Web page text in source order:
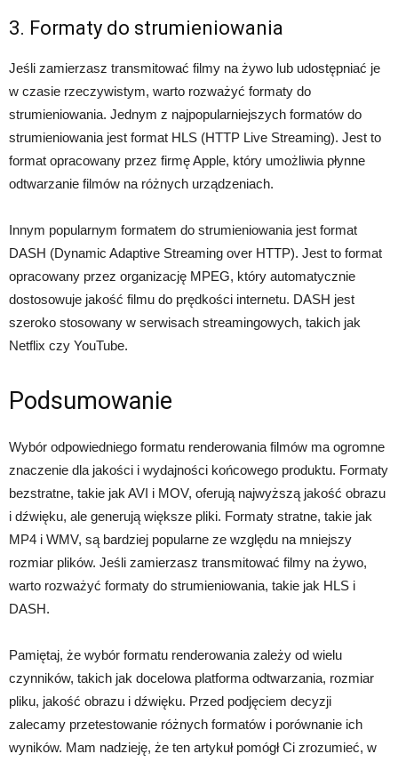
3. Formaty do strumieniowania
Jeśli zamierzasz transmitować filmy na żywo lub udostępniać je
w czasie rzeczywistym, warto rozważyć formaty do
strumieniowania. Jednym z najpopularniejszych formatów do
strumieniowania jest format HLS (HTTP Live Streaming). Jest to
format opracowany przez firmę Apple, który umożliwia płynne
odtwarzanie filmów na różnych urządzeniach.
Innym popularnym formatem do strumieniowania jest format
DASH (Dynamic Adaptive Streaming over HTTP). Jest to format
opracowany przez organizację MPEG, który automatycznie
dostosowuje jakość filmu do prędkości internetu. DASH jest
szeroko stosowany w serwisach streamingowych, takich jak
Netflix czy YouTube.
Podsumowanie
Wybór odpowiedniego formatu renderowania filmów ma ogromne
znaczenie dla jakości i wydajności końcowego produktu. Formaty
bezstratne, takie jak AVI i MOV, oferują najwyższą jakość obrazu
i dźwięku, ale generują większe pliki. Formaty stratne, takie jak
MP4 i WMV, są bardziej popularne ze względu na mniejszy
rozmiar plików. Jeśli zamierzasz transmitować filmy na żywo,
warto rozważyć formaty do strumieniowania, takie jak HLS i
DASH.
Pamiętaj, że wybór formatu renderowania zależy od wielu
czynników, takich jak docelowa platforma odtwarzania, rozmiar
pliku, jakość obrazu i dźwięku. Przed podjęciem decyzji
zalecamy przetestowanie różnych formatów i porównanie ich
wyników. Mam nadzieję, że ten artykuł pomógł Ci zrozumieć, w